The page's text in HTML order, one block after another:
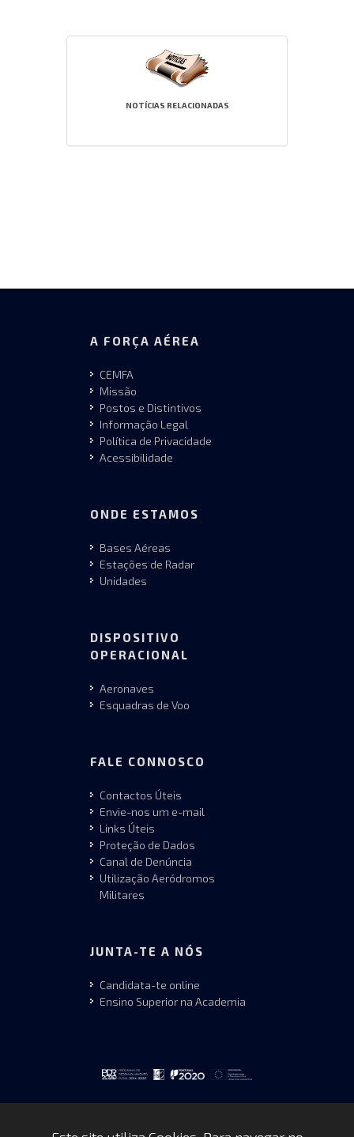
NOTÍCIAS RELACIONADAS
A FORÇA AÉREA
CEMFA
Missão
Postos e Distintivos
Informação Legal
Política de Privacidade
Acessibilidade
ONDE ESTAMOS
Bases Aéreas
Estações de Radar
Unidades
DISPOSITIVO
OPERACIONAL
Aeronaves
Esquadras de Voo
FALE CONNOSCO
Contactos Úteis
Envie-nos um e-mail
Links Úteis
Proteção de Dados
Canal de Denúncia
Utilização Aeródromos
Militares
JUNTA-TE A NÓS
Candidata-te online
Ensino Superior na Academia